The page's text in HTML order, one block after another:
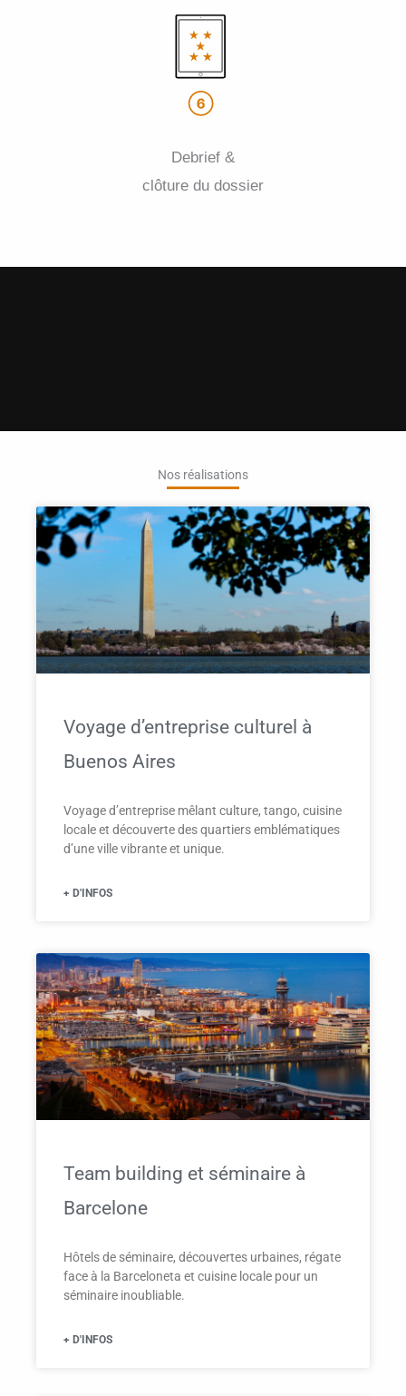
Debrief &
clôture du dossier
Nos réalisations
Voyage d’entreprise culturel à
Buenos Aires
Voyage d’entreprise mêlant culture, tango, cuisine
locale et découverte des quartiers emblématiques
d’une ville vibrante et unique.
+ D'INFOS
Team building et séminaire à
Barcelone
Hôtels de séminaire, découvertes urbaines, régate
face à la Barceloneta et cuisine locale pour un
séminaire inoubliable.
+ D'INFOS